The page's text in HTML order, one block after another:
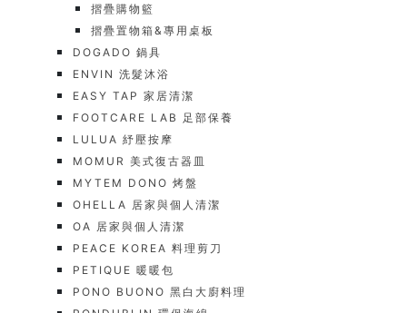
摺疊購物籃
摺疊置物箱&專用桌板
DOGADO 鍋具
ENVIN 洗髮沐浴
EASY TAP 家居清潔
FOOTCARE LAB 足部保養
LULUA 紓壓按摩
MOMUR 美式復古器皿
MYTEM DONO 烤盤
OHELLA 居家與個人清潔
OA 居家與個人清潔
PEACE KOREA 料理剪刀
PETIQUE 暖暖包
PONO BUONO 黑白大廚料理